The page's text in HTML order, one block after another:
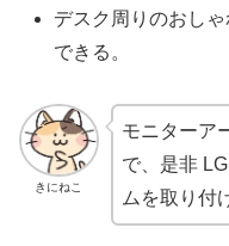
デスク周りのおし
できる。
きにねこ
モニターア
で、是非
ムを取り付